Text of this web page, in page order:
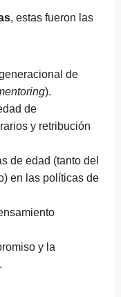
, estas fueron las
de
).
de
y retribución
de edad (tanto del
en las políticas de
y la